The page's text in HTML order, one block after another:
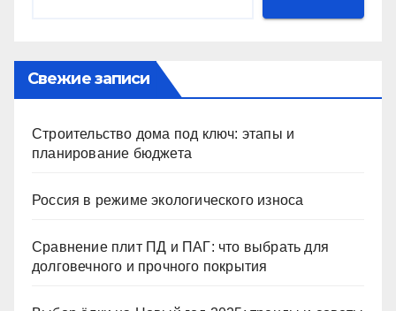
Свежие записи
Строительство дома под ключ: этапы и
планирование бюджета
Россия в режиме экологического износа
Сравнение плит ПД и ПАГ: что выбрать для
долговечного и прочного покрытия